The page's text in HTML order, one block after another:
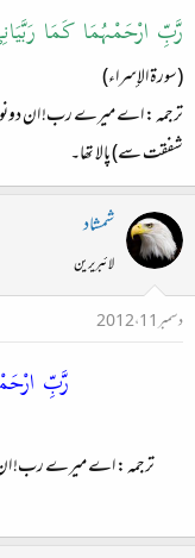
رَّبِّ ارْحَمْهُمَا كَمَا
(سورة الإسراء)
ترجمہ : اے میرے رب! ان دونوں
شفقت سے) پالا تھا۔
شمشاد
لائبریرین
دسمبر 11، 2012
رَّبِّ
ترجمہ : اے میرے رب! ان